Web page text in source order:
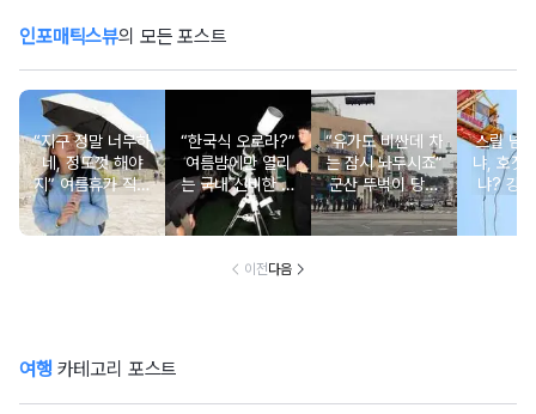
인포매틱스뷰의 모든 포스트
“지구 정말 너무하
네, 정도껏 해야
지” 여름휴가 직사
광선 대처법
“한국식 오로라?”
여름밤에만 열리
는 국내 신비한 명
소 4
“유가도 비싼데 차
는 잠시 놔두시죠”
군산 뚜벅이 당일
치기 코스, 걸어서
다 되는 이유
스릴 넘
냐, 호젓
냐? 강
추천
이전다음
여행 카테고리 포스트